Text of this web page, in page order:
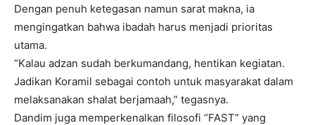
Dengan penuh ketegasan namun sarat makna, ia
mengingatkan bahwa ibadah harus menjadi prioritas
utama.
“Kalau adzan sudah berkumandang, hentikan kegiatan.
Jadikan Koramil sebagai contoh untuk masyarakat dalam
melaksanakan shalat berjamaah,” tegasnya.
Dandim juga memperkenalkan filosofi “FAST” yang